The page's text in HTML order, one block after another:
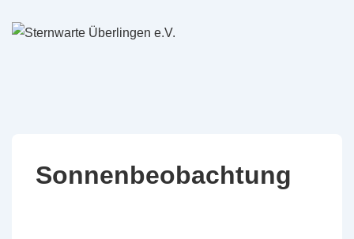
Zum
Sonnenbeobachtung